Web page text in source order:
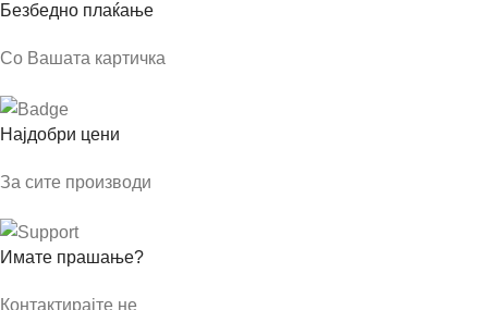
Безбедно плаќање
Со Вашата картичка
Најдобри цени
За сите производи
Имате прашање?
Контактирајте не